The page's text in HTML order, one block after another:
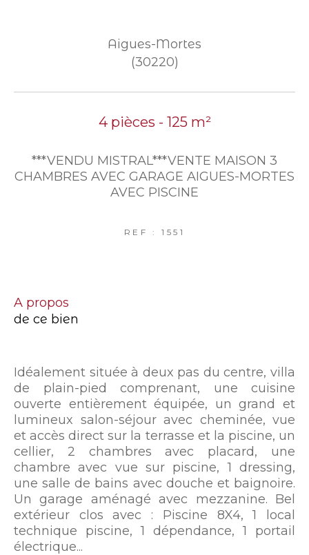
Aigues-Mortes
(30220)
4 pièces - 125 m²
***VENDU MISTRAL***VENTE MAISON 3
CHAMBRES AVEC GARAGE AIGUES-MORTES
AVEC PISCINE
REF : 1551
a propos
de ce bien
Idéalement située à deux pas du centre, villa
de plain-pied comprenant, une cuisine
ouverte entièrement équipée, un grand et
lumineux salon-séjour avec cheminée, vue
et accès direct sur la terrasse et la piscine, un
cellier, 2 chambres avec placard, une
chambre avec vue sur piscine, 1 dressing,
une salle de bains avec douche et baignoire.
Un garage aménagé avec mezzanine. Bel
extérieur clos avec : Piscine 8X4, 1 local
technique piscine, 1 dépendance, 1 portail
électrique...